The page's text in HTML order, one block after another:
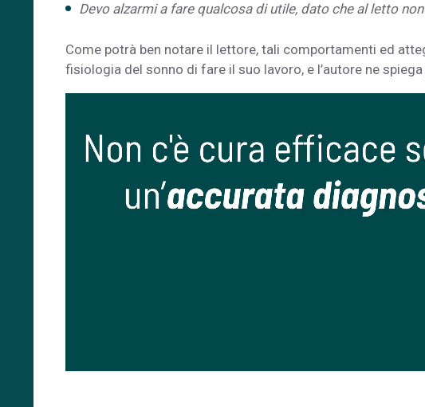
Devo alzarmi a fare qualcosa di utile, dato che al letto
Come potrà ben notare il lettore, tali comportamenti ed
fisiologia del sonno di fare il suo lavoro, e l’autore ne